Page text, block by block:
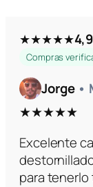
★★★★★
Compras
Jorge •
★★★★★
Excelente
para tenerlo